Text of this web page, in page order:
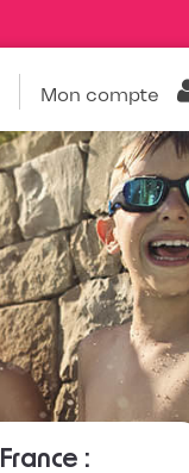
Mon compte
: